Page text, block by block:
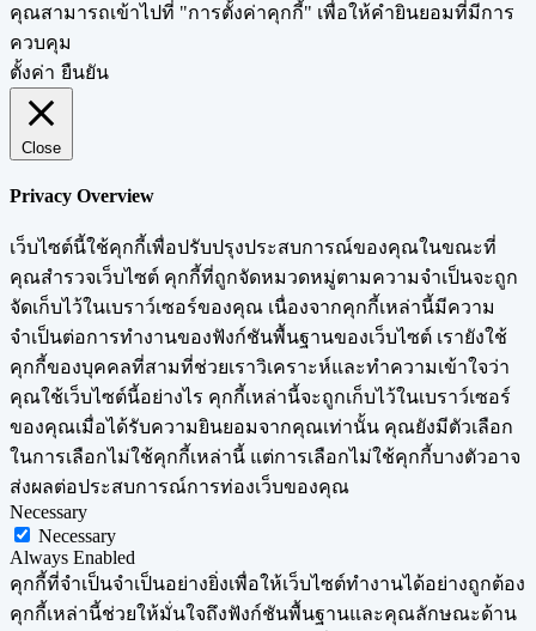
คุณสามารถเข้าไปที่ "การตั้งค่าคุกกี้" เพื่อให้คำยินยอมที่มีการ
ควบคุม
ตั้งค่า ยืนยัน
Close
Privacy Overview
เว็บไซต์นี้ใช้คุกกี้เพื่อปรับปรุงประสบการณ์ของคุณในขณะที่
คุณสำรวจเว็บไซต์ คุกกี้ที่ถูกจัดหมวดหมู่ตามความจำเป็นจะถูก
จัดเก็บไว้ในเบราว์เซอร์ของคุณ เนื่องจากคุกกี้เหล่านี้มีความ
จำเป็นต่อการทำงานของฟังก์ชันพื้นฐานของเว็บไซต์ เรายังใช้
คุกกี้ของบุคคลที่สามที่ช่วยเราวิเคราะห์และทำความเข้าใจว่า
คุณใช้เว็บไซต์นี้อย่างไร คุกกี้เหล่านี้จะถูกเก็บไว้ในเบราว์เซอร์
ของคุณเมื่อได้รับความยินยอมจากคุณเท่านั้น คุณยังมีตัวเลือก
ในการเลือกไม่ใช้คุกกี้เหล่านี้ แต่การเลือกไม่ใช้คุกกี้บางตัวอาจ
ส่งผลต่อประสบการณ์การท่องเว็บของคุณ
Necessary
Necessary
Always Enabled
คุกกี้ที่จำเป็นจำเป็นอย่างยิ่งเพื่อให้เว็บไซต์ทำงานได้อย่างถูกต้อง
คุกกี้เหล่านี้ช่วยให้มั่นใจถึงฟังก์ชันพื้นฐานและคุณลักษณะด้าน